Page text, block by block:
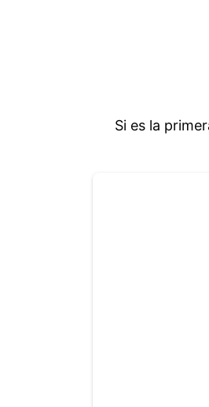
Si es la